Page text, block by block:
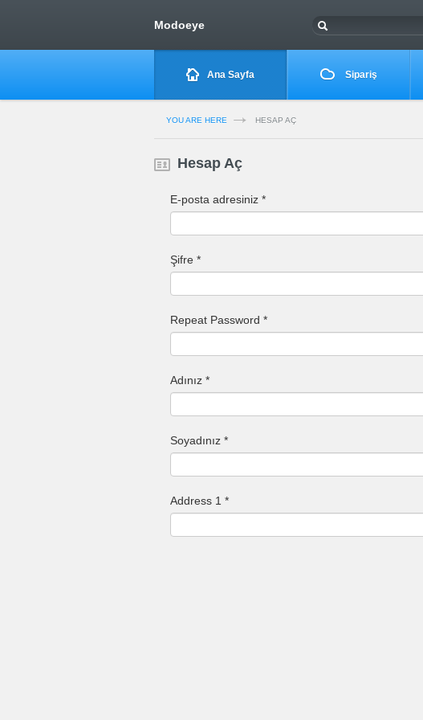
Modoeye
Ana Sayfa Sipariş
YOU ARE HERE HESAP AÇ
Hesap Aç
E-posta adresiniz *
Şifre *
Repeat Password *
Adınız *
Soyadınız *
Address 1 *